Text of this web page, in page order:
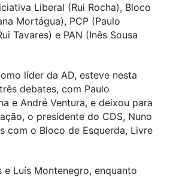
Liberal (Rui Rocha), Bloco
Mortágua), PCP (Paulo
Tavares) e PAN (Inês Sousa
líder da AD, esteve nesta
debates, com Paulo
e André Ventura, e deixou para
o presidente do CDS, Nuno
com o Bloco de Esquerda, Livre
e Luís Montenegro, enquanto